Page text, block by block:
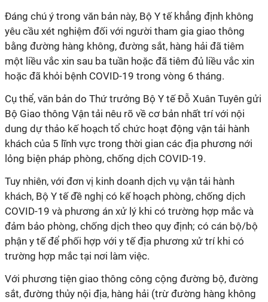
Đáng chú ý trong văn bản này, Bộ Y tế khẳng định không
yêu cầu xét nghiệm đối với người tham gia giao thông
bằng đường hàng không, đường sắt, hàng hải đã tiêm
một liều vắc xin sau ba tuần hoặc đã tiêm đủ liều vắc xin
hoặc đã khỏi bệnh COVID-19 trong vòng 6 tháng.
Cụ thể, văn bản do Thứ trưởng Bộ Y tế Đỗ Xuân Tuyên gửi
Bộ Giao thông Vận tải nêu rõ về cơ bản nhất trí với nội
dung dự thảo kế hoạch tổ chức hoạt động vận tải hành
khách của 5 lĩnh vực trong thời gian các địa phương nới
lỏng biện pháp phòng, chống dịch COVID-19.
Tuy nhiên, với đơn vị kinh doanh dịch vụ vận tải hành
khách, Bộ Y tế đề nghị có kế hoạch phòng, chống dịch
COVID-19 và phương án xử lý khi có trường hợp mắc và
đảm bảo phòng, chống dịch theo quy định; có cán bộ/bộ
phận y tế để phối hợp với y tế địa phương xử trí khi có
trường hợp mắc tại nơi làm việc.
Với phương tiện giao thông công cộng đường bộ, đường
sắt, đường thủy nội địa, hàng hải (trừ đường hàng không